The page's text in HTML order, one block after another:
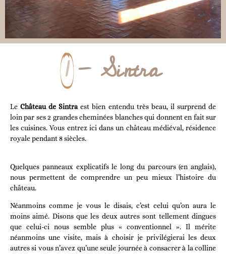
1 - Sintra
LeChâteau de Sintraest bien entendu très beau, il surprend de
loin par ses 2 grandes cheminées blanches qui donnent en fait sur
les cuisines. Vous entrez ici dans un château médiéval, résidence
royale pendant 8 siècles.
Quelques panneaux explicatifs le long du parcours (en anglais),
nous permettent de comprendre un peu mieux l’histoire du
château.
Néanmoins comme je vous le disais, c’est celui qu’on aura le
moins aimé. Disons que les deux autres sont tellement dingues
que celui-ci nous semble plus « conventionnel ». Il mérite
néanmoins une visite, mais à choisir je privilégierai les deux
autres si vous n’avez qu’une seule journée à consacrer à la colline